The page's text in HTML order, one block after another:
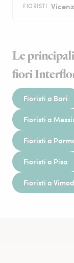
FIORISTI
Le
fiori
Fioristi a Bari
Fioristi a
Fioristi a
Fioristi a Pisa
Fioristi a